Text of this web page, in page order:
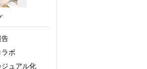
告
ボ
ュアル化